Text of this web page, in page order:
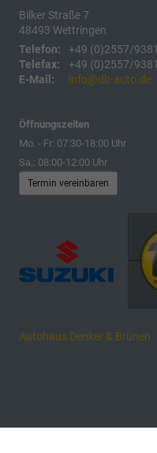
Bilker Straße 7
48493 Wettringen
Telefon:
+49 (0)2557/
Telefax:
+49 (0)2557/
E-Mail:
info@db-auto.de
Öffnungszeiten
Mo. - Fr: 07:30-18:00 Uhr
Sa.: 08:00-12:00 Uhr
Termin vereinbaren
Autohaus Denker & Brünen